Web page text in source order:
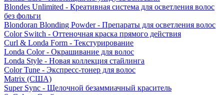
Blondes Unlimited - Креативная система для осветления волос
без фольги
Blondoran Blonding Powder - Препараты для осветления волос
Color Switch - Оттеночная краска прямого действия
Curl & Londa Form - Текстурирование
Londa Color - Окрашивание для волос
Londa Style - Новая коллекция стайлинга
Color Tune - Экспресс-тонер для волос
Matrix (США)
Super Sync - Щелочной безаммиачный краситель